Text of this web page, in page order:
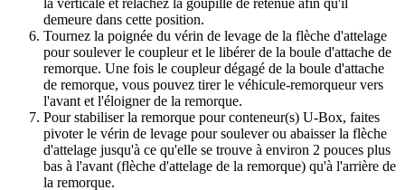
demeure dans cette position.
Tournez la poignée du vérin de levage de la flèche d'attelage
pour soulever le coupleur et le libérer de la boule d'attache de
remorque. Une fois le coupleur dégagé de la boule d'attache
de remorque, vous pouvez tirer le véhicule-remorqueur vers
l'avant et l'éloigner de la remorque.
Pour stabiliser la remorque pour conteneur(s) U-Box, faites
pivoter le vérin de levage pour soulever ou abaisser la flèche
d'attelage jusqu'à ce qu'elle se trouve à environ 2 pouces plus
bas à l'avant (flèche d'attelage de la remorque) qu'à l'arrière de
la remorque.